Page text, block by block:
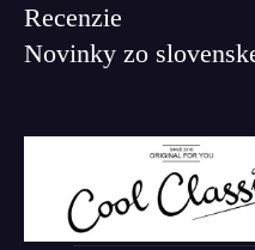
Recenzie
Novinky zo